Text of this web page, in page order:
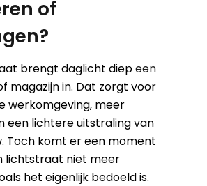
of
brengt daglicht diepeen
magazijn in. Dat zorgt voor
werkomgeving, meer
een lichtere uitstraling van
Toch komt er een moment
lichtstraat niet meer
het eigenlijk bedoeld is.